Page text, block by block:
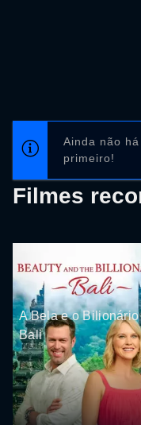
Ainda não
primeiro!
Filmes
A Bela e o Bilionário
Bali